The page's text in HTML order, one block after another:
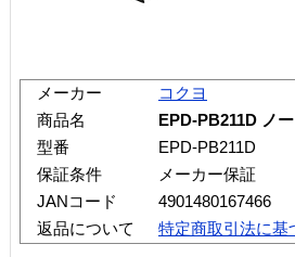
メーカー
コクヨ
商品名
EPD-PB211D ノ
型番
EPD-PB211D
保証条件
メーカー保証
JANコード
4901480167466
返品について
特定商取引法に基